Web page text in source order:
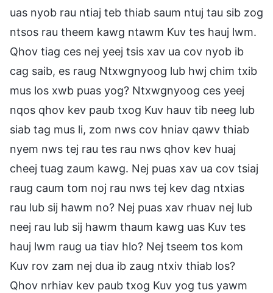
uas nyob rau ntiaj teb thiab saum ntuj tau sib zog
ntsos rau theem kawg ntawm Kuv tes hauj lwm.
Qhov tiag ces nej yeej tsis xav ua cov nyob ib
cag saib, es raug Ntxwgnyoog lub hwj chim txib
mus los xwb puas yog? Ntxwgnyoog ces yeej
nqos qhov kev paub txog Kuv hauv tib neeg lub
siab tag mus li, zom nws cov hniav qawv thiab
nyem nws tej rau tes rau nws qhov kev huaj
cheej tuag zaum kawg. Nej puas xav ua cov tsiaj
raug caum tom noj rau nws tej kev dag ntxias
rau lub sij hawm no? Nej puas xav rhuav nej lub
neej rau lub sij hawm thaum kawg uas Kuv tes
hauj lwm raug ua tiav hlo? Nej tseem tos kom
Kuv rov zam nej dua ib zaug ntxiv thiab los?
Qhov nrhiav kev paub txog Kuv yog tus yawm